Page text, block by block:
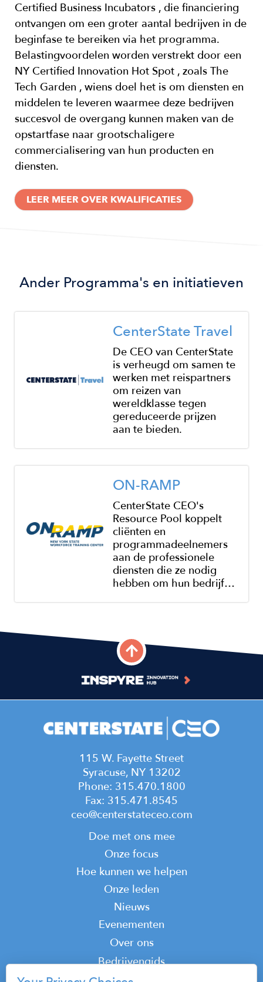
Certified Business Incubators , die financiering
ontvangen om een groter aantal bedrijven in de
beginfase te bereiken via het programma.
Belastingvoordelen worden verstrekt door een
NY Certified Innovation Hot Spot , zoals The
Tech Garden , wiens doel het is om diensten en
middelen te leveren waarmee deze bedrijven
succesvol de overgang kunnen maken van de
opstartfase naar grootschaligere
commercialisering van hun producten en
diensten.
LEER MEER OVER KWALIFICATIES
Ander Programma's en initiatieven
CenterState Travel
De CEO van CenterState
is verheugd om samen te
werken met reispartners
om reizen van
wereldklasse tegen
gereduceerde prijzen
aan te bieden.
ON-RAMP
CenterState CEO's
Resource Pool koppelt
cliënten en
programmadeelnemers
aan de professionele
diensten die ze nodig
hebben om hun bedrijf…
115 W. Fayette Street
Syracuse, NY 13202
Phone: 315.470.1800
Fax: 315.471.8545
ceo@centerstateceo.com
Doe met ons mee
Onze focus
Hoe kunnen we helpen
Onze leden
Nieuws
Evenementen
Top
Over ons
Bedrijvengids